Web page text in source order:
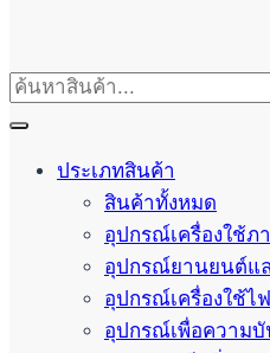
ประเภทสินค้า
สินค้าทั้งหมด
อุปกรณ์เครื่องใช้ภ
อุปกรณ์ยานยนต์แ
อุปกรณ์เครื่องใช้ไ
อุปกรณ์เพื่อความบั